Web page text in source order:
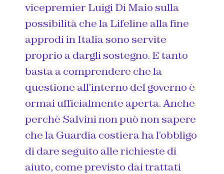
vicepremier Luigi Di Maio sulla
possibilità che la Lifeline alla fine
approdi in Italia sono servite
proprio a dargli sostegno. E tanto
basta a comprendere che la
questione all’interno del governo è
ormai ufficialmente aperta. Anche
perchè Salvini non può non sapere
che la Guardia costiera ha l’obbligo
di dare seguito alle richieste di
aiuto, come previsto dai trattati